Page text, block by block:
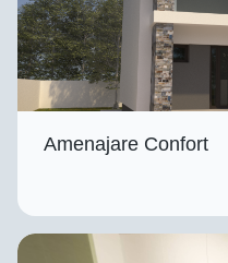
Amenajare Confort